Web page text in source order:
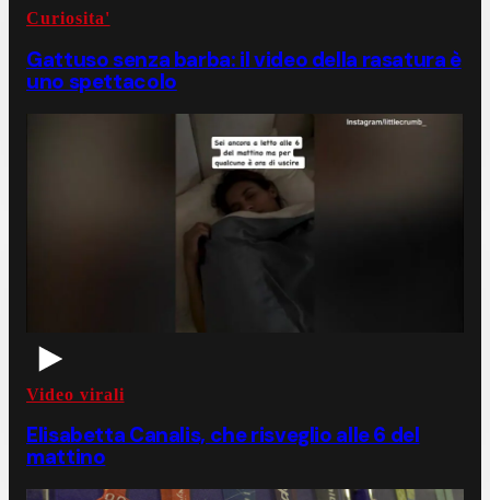
Curiosita'
Gattuso senza barba: il video della rasatura è
uno spettacolo
Video virali
Elisabetta Canalis, che risveglio alle 6 del
mattino